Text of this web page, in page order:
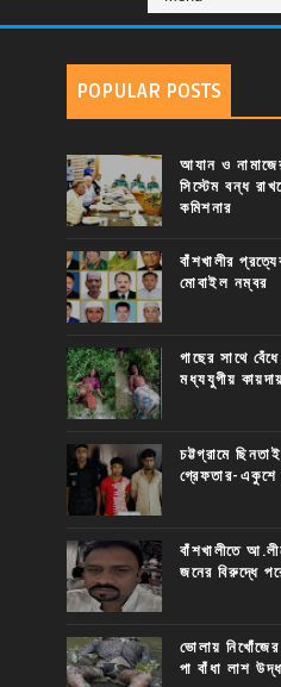
POPULAR POSTS
আযান ও
সিস্টেম বন্ধ
কমিশনার
বাঁশখালীর
মোবাইল নম্বর
গাছের সাথে
মধ্যযুগীয়
চট্টগ্রামে
গ্রেফতার-একুশে
বাঁশখালীতে
জনের বিরুদ্ধে
ভোলায়
পা বাঁধা লাশ